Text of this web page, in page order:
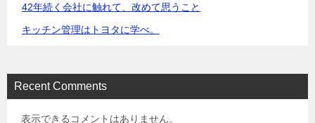
42年続く会社に触れて、改めて思うこと
キッチン管理はトヨタに学べ。
Recent Comments
表示できるコメントはありません。